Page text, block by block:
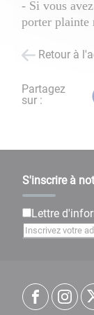
- Si vous
porter plainte
Retour à
Partagez
sur :
S'inscrire à
Lettre